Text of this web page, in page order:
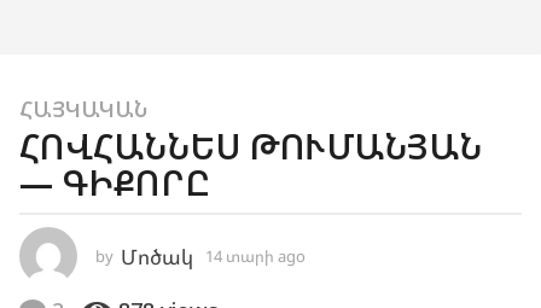
1
4
տ
ր
ի
ՀԱՅԿԱԿԱՆ
ՀՈՎՀԱՆՆԵՍ ԹՈՒՄԱՆՅԱՆ
— ԳԻՔՈՐԸ
by Մոծակ 14 տարի ago